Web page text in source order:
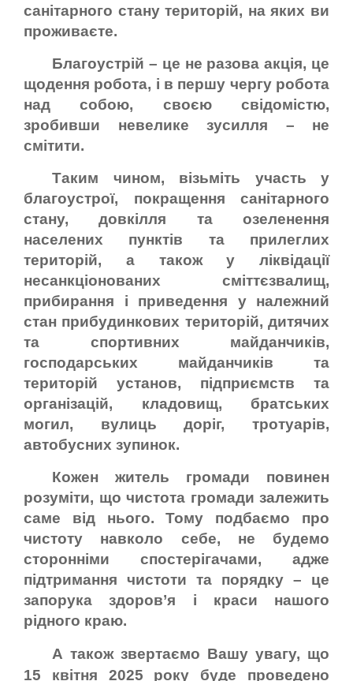
санітарного стану територій, на яких ви
проживаєте.
Благоустрій – це не разова акція, це
щодення робота, і в першу чергу робота
над собою, своєю свідомістю,
зробивши невелике зусилля – не
смітити.
Таким чином, візьміть участь у
благоустрої, покращення санітарного
стану, довкілля та озеленення
населених пунктів та прилеглих
територій, а також у ліквідації
несанкціонованих сміттєзвалищ,
прибирання і приведення у належний
стан прибудинкових територій, дитячих
та спортивних майданчиків,
господарських майданчиків та
територій установ, підприємств та
організацій, кладовищ, братських
могил, вулиць доріг, тротуарів,
автобусних зупинок.
Кожен житель громади повинен
розуміти, що чистота громади залежить
саме від нього. Тому подбаємо про
чистоту навколо себе, не будемо
сторонніми спостерігачами, адже
підтримання чистоти та порядку – це
запорука здоров’я і краси нашого
рідного краю.
А також звертаємо Вашу увагу, що
15 квітня 2025 року буде проведено